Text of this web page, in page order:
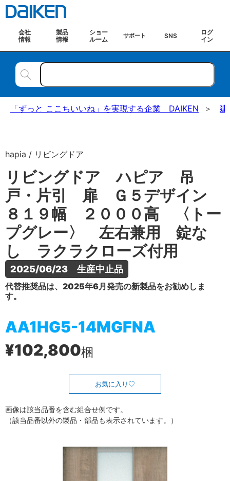
会社
情報
製品
情報
ショー
ルーム
サポート SNS
ログ
イン
「ずっと ここちいいね」を実現する企業 DAIKEN 建
hapia / リビングドア
リビングドア ハピア 吊
戸・片引 扉 Ｇ５デザイン
８１９幅 ２０００高 〈トー
プグレー〉 左右兼用 錠な
し ラクラクローズ付用
2025/06/23　生産中止品
代替推奨品は、2025年6月発売の新製品をお勧めしま
す。
AA1HG5-14MGFNA
¥102,800梱
お気に入り
画像は該当品番を含む組合せ例です。
（該当品番以外の製品・部品も表示されています。）